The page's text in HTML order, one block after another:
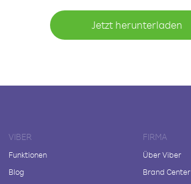
Jetzt herunterladen
VIBER
Funktionen
Blog
FIRMA
Über Viber
Brand Center